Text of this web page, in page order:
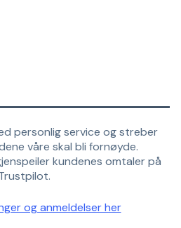
personlig service og streber
våre skal bli fornøyde.
kundenes omtaler på
og anmeldelser her